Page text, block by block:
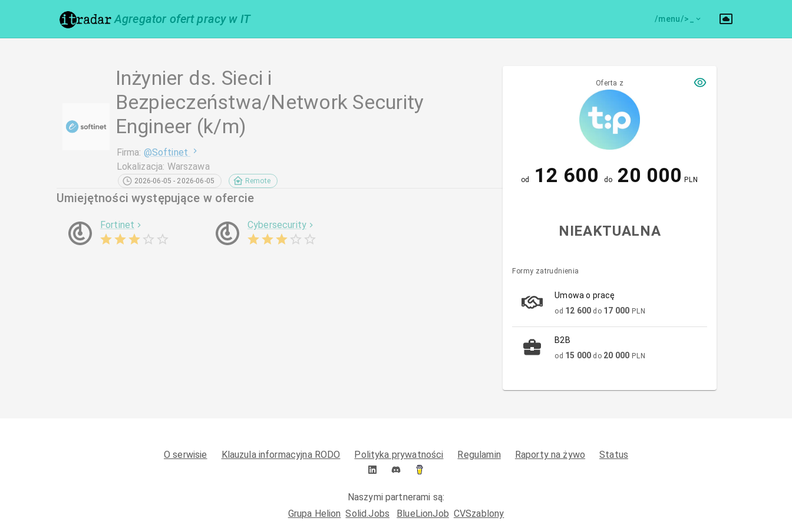
Agregator ofert pracy w IT /menu/>
Inżynier ds. Sieci i
Bezpieczeństwa/Network Security
Engineer (k/m)
Firma: @Softinet
Lokalizacja: Warszawa
2026-06-05 - 2026-06-05 Remote
Umiejętności występujące w ofercie
Fortinet Cybersecurity
Oferta z
od 12 600 do 20 000 PLN
NIEAKTUALNA
Formy zatrudnienia
Umowa o pracę
od 12 600 do 17 000 PLN
B2B
od 15 000 do 20 000 PLN
O serwisie Klauzula informacyjna RODO Polityka prywatności Regulamin Raporty na żywo Status
Naszymi partnerami są:
Grupa Helion Solid.Jobs BlueLionJob CVSzablony